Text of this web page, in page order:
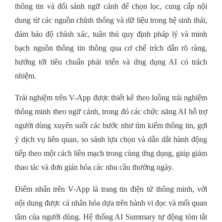
thông tin và đối sánh ngữ cảnh để chọn lọc, cung cấp nội
dung từ các nguồn chính thống và dữ liệu trong hệ sinh thái,
đảm bảo độ chính xác, tuân thủ quy định pháp lý và minh
bạch nguồn thông tin thông qua cơ chế trích dẫn rõ ràng,
hướng tới tiêu chuẩn phát triển và ứng dụng AI có trách
nhiệm.
Trải nghiệm trên V-App được thiết kế theo luồng trải nghiệm
thông minh theo ngữ cảnh, trong đó các chức năng AI hỗ trợ
người dùng xuyên suốt các bước như tìm kiếm thông tin, gợi
ý dịch vụ liên quan, so sánh lựa chọn và dẫn dắt hành động
tiếp theo một cách liền mạch trong cùng ứng dụng, giúp giảm
thao tác và đơn giản hóa các nhu cầu thường ngày.
Điểm nhấn trên V-App là trang tin điện tử thông minh, với
nội dung được cá nhân hóa dựa trên hành vi đọc và mối quan
tâm của người dùng. Hệ thống AI Summary tự động tóm tắt